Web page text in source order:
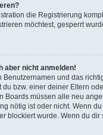
die Registrierung
möchtest, gesperrt
aber nicht anmelden!
und das
du bzw. einer deiner Eltern
Boards müssen alle neu
nötig ist oder nicht. Wenn
blockiert wurde. Wenn du